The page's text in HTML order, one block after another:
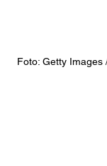
Foto: Getty Images